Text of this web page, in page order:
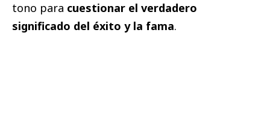
tono para cuestionar el verdadero
significado del éxito y la fama.